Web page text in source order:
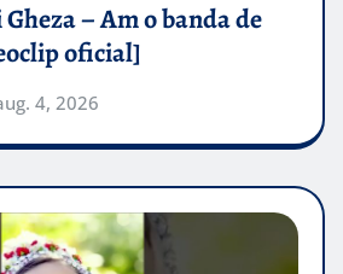
– Am o banda de
oficial]
4, 2026